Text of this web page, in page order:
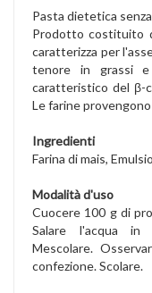
Pasta dietetica
Prodotto costituito
caratterizza per
tenore in grassi
caratteristico del β-
Le farine
Ingredienti
Farina di mais,
Modalità d'uso
Cuocere 100 g di
Salare l'acqua in
Mescolare.
confezione. Scolare.